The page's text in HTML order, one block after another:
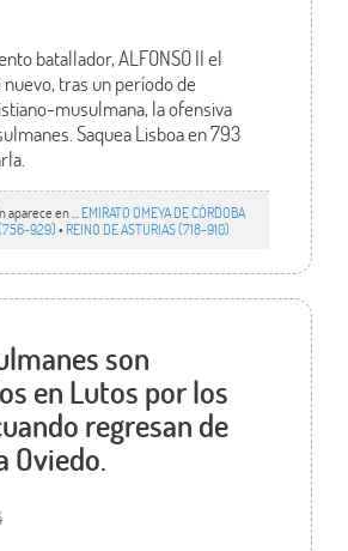
batallador, ALFONSO II el
nuevo, tras un período de
musulmana, la ofensiva
Saquea Lisboa en 793
en ... EMIRATO OMEYA DE CÓRDOBA
929)• REINO DE ASTURIAS (718-910)
son
en Lutos por los
regresan de
Oviedo.